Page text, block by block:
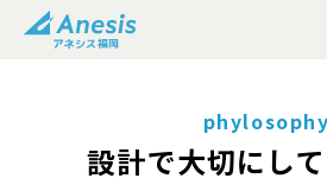
phylosophy
設計で大切にし